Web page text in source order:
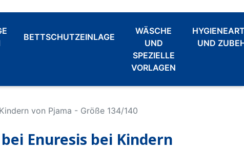
BETTSCHUTZEINLAGE
WÄSCHE
UND
SPEZIELLE
VORLAGEN
UND
von Pjama - Größe 134/140
Enuresis bei Kindern